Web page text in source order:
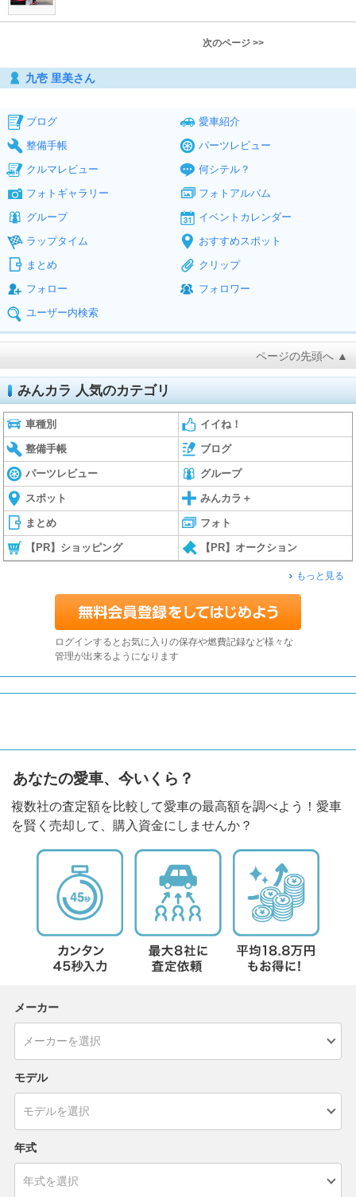
次のページ >>
九壱 里美さん
ブログ
愛車紹介
整備手帳
パーツレビュー
クルマレビュー
何シテル？
フォトギャラリー
フォトアルバム
グループ
イベントカレンダー
ラップタイム
おすすめスポット
まとめ
クリップ
フォロー
フォロワー
ユーザー内検索
ページの先頭へ ▲
みんカラ 人気のカテゴリ
車種別 イイね！
整備手帳 ブログ
パーツレビュー グループ
スポット みんカラ＋
まとめ フォト
【PR】ショッピング 【PR】オークション
もっと見る
ログインするとお気に入りの保存や燃費記録など様々な
管理が出来るようになります
あなたの愛車、今いくら？
複数社の査定額を比較して愛車の最高額を調べよう！愛車
を賢く売却して、購入資金にしませんか？
メーカー
モデル
年式